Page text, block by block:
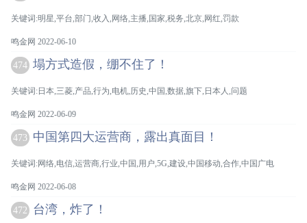
关键词:明星,平台,部门,收入,网络,主播,国家,税务,北京,网红,罚款
鸣金网 2022-06-10
474 塌方式造假，绷不住了！
关键词:日本,三菱,产品,行为,电机,历史,中国,数据,旗下,日本人,问题
鸣金网 2022-06-09
473 中国第四大运营商，露出真面目！
关键词:网络,电信,运营商,行业,中国,用户,5G,建设,中国移动,合作,中国广电
鸣金网 2022-06-08
472 台湾，炸了！